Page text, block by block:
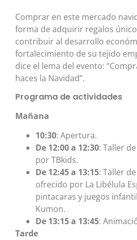
Comprar en este mercado
forma de adquirir regalos
contribuir al desarrollo
fortalecimiento de su tejido
dice el lema del evento:
haces la Navidad”.
Programa de actividades
Mañana
10:30: Apertura.
De 12:00 a 12:30: Taller
por TBkids.
De 12:45 a 13:15: Taller
ofrecido por La Libélula
pintacaras y juegos
Kumon.
De 13:15 a 13:45:
Tarde